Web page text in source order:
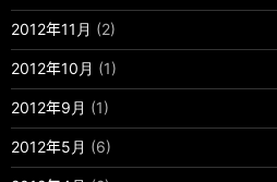
2012年11月 (2)
2012年10月 (1)
2012年9月 (1)
2012年5月 (6)